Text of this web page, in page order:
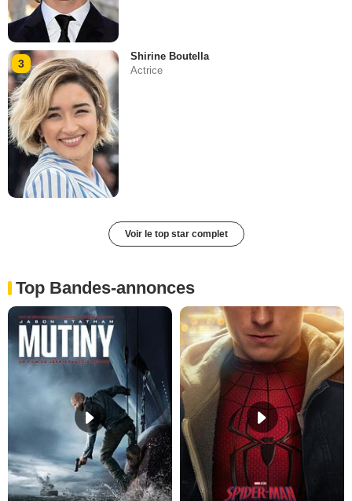
3
Shirine Boutella
Actrice
Voir le top star complet
Top Bandes-annonces